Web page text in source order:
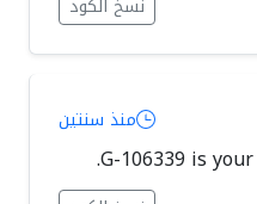
نسخ الكود
منذ سنتين
G-106339 is